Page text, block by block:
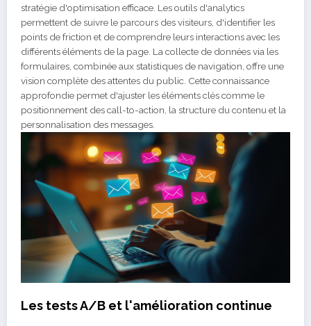
stratégie d'optimisation efficace. Les outils d'analytics
permettent de suivre le parcours des visiteurs, d'identifier les
points de friction et de comprendre leurs interactions avec les
différents éléments de la page. La collecte de données via les
formulaires, combinée aux statistiques de navigation, offre une
vision complète des attentes du public. Cette connaissance
approfondie permet d'ajuster les éléments clés comme le
positionnement des call-to-action, la structure du contenu et la
personnalisation des messages.
Les tests A/B et l'amélioration continue